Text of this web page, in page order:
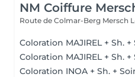
NM Coiffure
Route de Colmar-Berg Mersch
Coloration MAJIREL + Sh.
Coloration MAJIREL + Sh.
Coloration INOA + Sh. +